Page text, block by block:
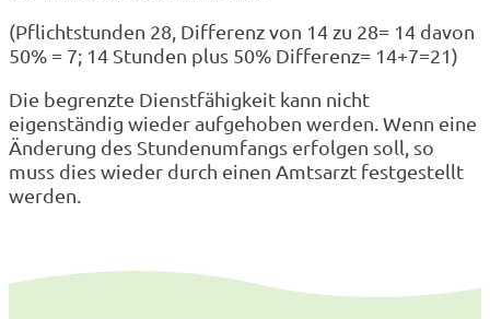
(Pflichtstunden 28, Differenz von 14 zu 28= 14 davon
50% = 7; 14 Stunden plus 50% Differenz= 14+7=21)
Die begrenzte Dienstfähigkeit kann nicht
eigenständig wieder aufgehoben werden. Wenn eine
Änderung des Stundenumfangs erfolgen soll, so
muss dies wieder durch einen Amtsarzt festgestellt
werden.